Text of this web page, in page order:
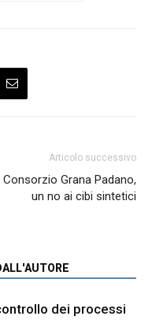
Articolo successivo
Consorzio Grana Padano,
un no ai cibi sintetici
dei processi